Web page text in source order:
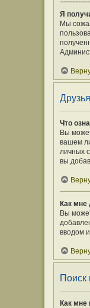
Я
Мы
Что
Вы
вашем
личных
вы
Как мне
Вы
вводом
Как